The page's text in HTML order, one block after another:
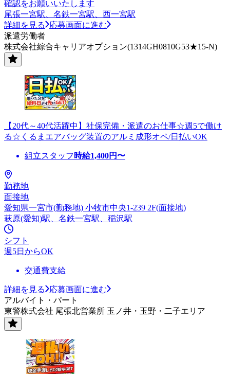
確認をお願いいたします
尾張一宮駅、名鉄一宮駅、西一宮駅
詳細を見る
応募画面に進む
派遣労働者
株式会社綜合キャリアオプション(1314GH0810G53★15-N)
【20代～40代活躍中】社保完備・派遣のお仕事☆週5で働け
る☆くるまエアバッグ装置のアルミ成形オペ/日払いOK
組立スタッフ 時給1,400円〜
勤務地
面接地
愛知県一宮市(勤務地) 小牧市中央1-239 2F(面接地)
萩原(愛知)駅、名鉄一宮駅、稲沢駅
シフト
週5日からOK
交通費支給
詳細を見る
応募画面に進む
アルバイト・パート
東警株式会社 尾張北営業所 玉ノ井・玉野・二子エリア